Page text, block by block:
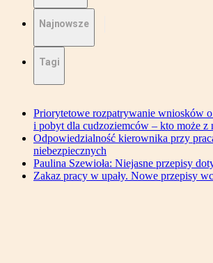
Najnowsze
Tagi
Priorytetowe rozpatrywanie wniosków
i pobyt dla cudzoziemców – kto może z
Odpowiedzialność kierownika przy
niebezpiecznych
Paulina Szewioła: Niejasne przepisy
Zakaz pracy w upały. Nowe przepisy